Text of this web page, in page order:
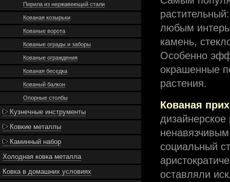
Перила из нержавеющей стали
Кованая козырьки
Кованые ворота
Кованые ограды и заборы
Кованые ограждения
Кованая беседка
Кованый балкон
Опорные столбы
Кузнечные инструменты
Ковкие металлы
Каминный набор
Холодная ковка металла
Ковка в домашних условиях
любым
камень,
Особенно
окрашенные
растения.
Кованая
социальный
оставляли